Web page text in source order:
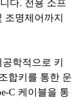
다. 전용 소프
조명제어까지
학적으로 키
합키를 통한 운
C 케이블을 통